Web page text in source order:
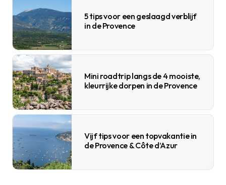
5 tips voor een geslaagd verblijf
in de Provence
Mini roadtrip langs de 4 mooiste,
kleurrijke dorpen in de Provence
Vijf tips voor een topvakantie in
de Provence & Côte d’Azur